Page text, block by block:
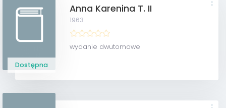
Dostępna
Anna Karenina T. II
1963
wydanie dwutomowe